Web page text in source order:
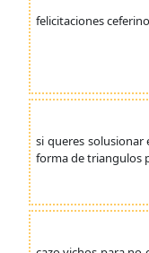
felicitaciones
si queres solusionar
forma de triangulos